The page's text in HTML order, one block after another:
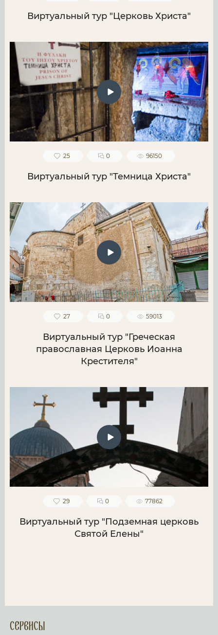
Виртуальный тур "Церковь Христа"
25 0 96150
Виртуальный тур "Темница Христа"
27 0 59013
Виртуальный тур "Греческая
православная Церковь Иоанна
Крестителя"
29 0 77862
Виртуальный тур "Подземная церковь
Святой Елены"
Сервисы